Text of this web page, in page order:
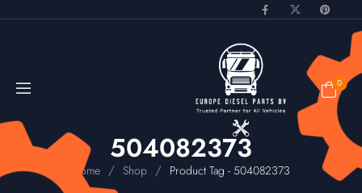
0
504082373
Home / Shop / Product Tag - 504082373